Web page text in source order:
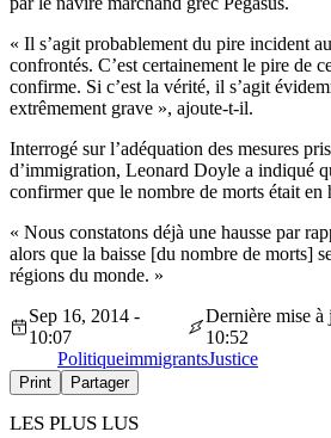
« Il s’agit probablement du pire incident
confrontés. C’est certainement le pire de
confirme. Si c’est la vérité, il s’agit
extrêmement grave », ajoute-t-il.
Interrogé sur l’adéquation des mesures
d’immigration, Leonard Doyle a indiqué
confirmer que le nombre de morts était en
« Nous constatons déjà une hausse par
alors que la baisse [du nombre de morts]
régions du monde. »
Sep 16, 2014 -
10:07
Dernière mise
10:52
PolitiqueimmigrantsJustice
Print Partager
LES PLUS LUS